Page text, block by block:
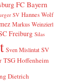
FC Bayern
SV Hannes Wolf
Markus Weinzierl
Freiburg Silas
Sven Mislintat SV
TSG Hoffenheim
Dietrich